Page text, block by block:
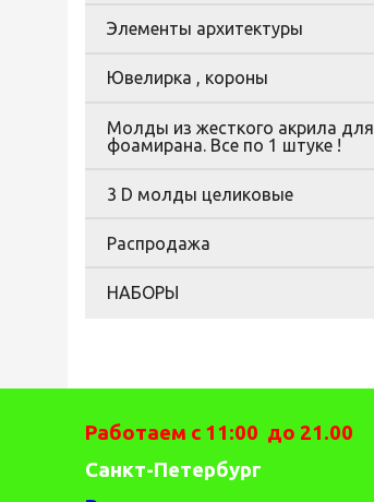
Элементы архитектуры
Ювелирка , короны
Молды из жесткого акрила для
фоамирана. Все по 1 штуке !
3 D молды целиковые
Распродажа
НАБОРЫ
Работаем с 11:00 до 21.00
Санкт-Петербург